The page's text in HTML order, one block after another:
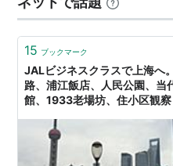
15 ブックマーク
JALビジネスクラスで上海へ
路、浦江飯店、人民公園、当
館、1933老場坊、住小区観察